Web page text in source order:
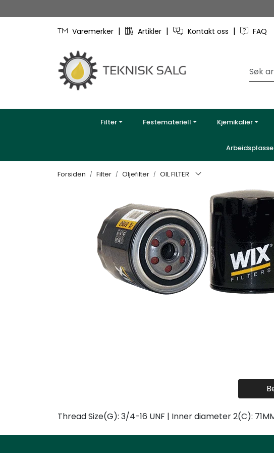
Varemerker | Artikler | Kontakt oss | FAQ
Filter Festemateriell Kjemikalier
Forsiden Filter Oljefilter OIL FILTER
Thread Size(G): 3/4-16 UNF | Inner diameter 2(C):